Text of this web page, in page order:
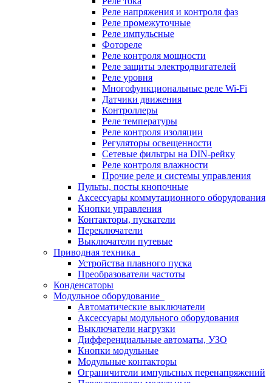
Реле напряжения и контроля фаз
Реле промежуточные
Реле импульсные
Фотореле
Реле контроля мощности
Реле защиты электродвигателей
Реле уровня
Многофункциональные реле Wi-Fi
Датчики движения
Контроллеры
Реле температуры
Реле контроля изоляции
Регуляторы освещенности
Сетевые фильтры на DIN-рейку
Реле контроля влажности
Прочие реле и системы управления
Пульты, посты кнопочные
Аксессуары коммутационного оборудования
Кнопки управления
Контакторы, пускатели
Переключатели
Выключатели путевые
Приводная техника
Устройства плавного пуска
Преобразователи частоты
Конденсаторы
Модульное оборудование
Автоматические выключатели
Аксессуары модульного оборудования
Выключатели нагрузки
Дифференциальные автоматы, УЗО
Кнопки модульные
Модульные контакторы
Ограничители импульсных перенапряжений